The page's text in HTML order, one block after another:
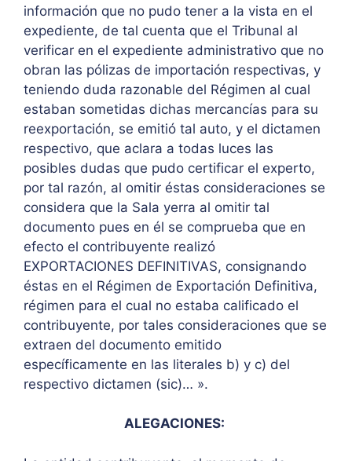
información que no pudo tener a la vista en el
expediente, de tal cuenta que el Tribunal al
verificar en el expediente administrativo que no
obran las pólizas de importación respectivas, y
teniendo duda razonable del Régimen al cual
estaban sometidas dichas mercancías para su
reexportación, se emitió tal auto, y el dictamen
respectivo, que aclara a todas luces las
posibles dudas que pudo certificar el experto,
por tal razón, al omitir éstas consideraciones se
considera que la Sala yerra al omitir tal
documento pues en él se comprueba que en
efecto el contribuyente realizó
EXPORTACIONES DEFINITIVAS, consignando
éstas en el Régimen de Exportación Definitiva,
régimen para el cual no estaba calificado el
contribuyente, por tales consideraciones que se
extraen del documento emitido
específicamente en las literales b) y c) del
respectivo dictamen (sic)… ».
ALEGACIONES: